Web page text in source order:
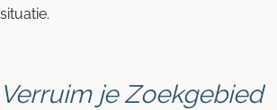
situatie.
Verruim je Zoekgebied